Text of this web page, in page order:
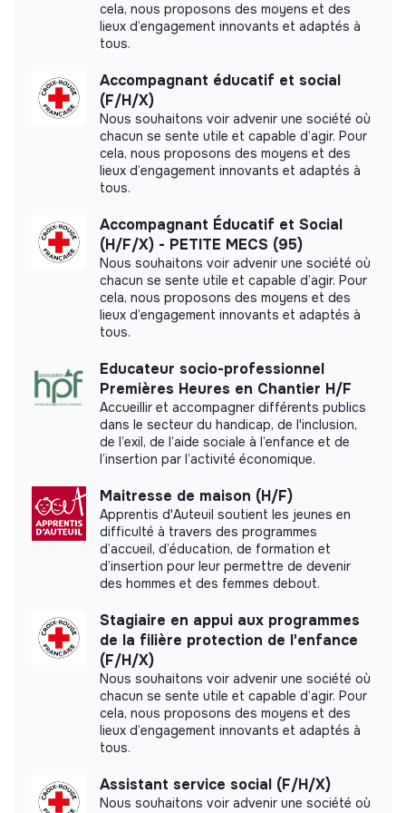
récurrentes et des problématiques (besoins
critiques, protection, risques pour la sécurité) et les
signaler proactivement au responsable/coordinateur.
Proposer des ajustements et des améliorations aux
activités/à la stratégie de travail social, en fonction
du suivi et de l'évaluation des activités, aux niveaux
individuels, institutionnel et communautaire.
Veiller à ce que les données, statistiques et dossiers
soient collectés en temps opportun et conservés
données, aux directives éthiques de MSF et aux
normes légales.
Consolider les données relatives aux activités de
travail social et contribuer à l’élaboration de rapports
réguliers sur ces activités et sur la protection des
personnes.
supports de travail social aux besoins du projet, en
collaboration avec le coordinateur/référent
concerné. • En étroite collaboration avec le service
des ressources humaines, participer aux processus
RH associés (recrute-ment, formation, intégration,
évaluation, détection des potentiels,
accompagnement, développement et
communication interne).
Les responsabilités sont organisées ci-dessous selon
les « piliers/niveaux » du travail social (individuel,
structure et communauté). « Responsabilités
spécifiques à la section/au contexte MSF » : à
adapter selon la stratégie du projet, qui peut
privilégier un ou deux piliers, voire les trois.
1/ Gestion de cas (individuelle)
En collaboration avec le PMR et l’équipe
pluridisciplinaire, et en tenant compte des retours
des patient.es, contribuer à la mise en place et au
et de filières d'orientation fonctionnel, notamment
par la participation aux réunions de groupe et le
du contrat, les candidats doivent déjà disposer d'une
autorisation de travail en France (citoyen de l'Union
travailler sur le sol français.
More information
Between 250 and 2000
employees
Impact study
Médecins sans Frontières France did not yet
communicate its impact measurement.
This structure did not communicate to us the
labels or certifications that it was able to obtain.
Documents
Did not yet add a transparency document.
cela, nous proposons des moyens et des
lieux d’engagement innovants et adaptés à
tous.
Accompagnant éducatif et social
(F/H/X)
Nous souhaitons voir advenir une société où
chacun se sente utile et capable d’agir. Pour
cela, nous proposons des moyens et des
lieux d’engagement innovants et adaptés à
tous.
Accompagnant Éducatif et Social
(H/F/X) - PETITE MECS (95)
Nous souhaitons voir advenir une société où
chacun se sente utile et capable d’agir. Pour
cela, nous proposons des moyens et des
lieux d’engagement innovants et adaptés à
tous.
Educateur socio-professionnel
Premières Heures en Chantier H/F
Accueillir et accompagner différents publics
dans le secteur du handicap, de l'inclusion,
de l’exil, de l’aide sociale à l’enfance et de
l’insertion par l’activité économique.
Maitresse de maison (H/F)
Apprentis d'Auteuil soutient les jeunes en
difficulté à travers des programmes
d’accueil, d’éducation, de formation et
d’insertion pour leur permettre de devenir
des hommes et des femmes debout.
Stagiaire en appui aux programmes
de la filière protection de l'enfance
(F/H/X)
Nous souhaitons voir advenir une société où
chacun se sente utile et capable d’agir. Pour
cela, nous proposons des moyens et des
lieux d’engagement innovants et adaptés à
tous.
Assistant service social (F/H/X)
Nous souhaitons voir advenir une société où